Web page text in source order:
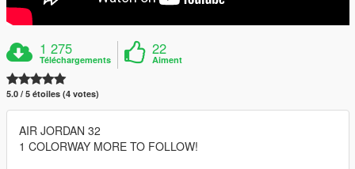
1 275
Téléchargements
22
Aiment
5.0 / 5 étoiles (4 votes)
AIR JORDAN 32
1 COLORWAY MORE TO FOLLOW!